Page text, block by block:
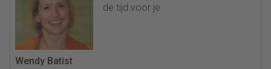
de tijd voor je.
Wendy Batist